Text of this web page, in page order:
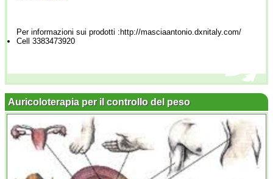
Per informazioni sui prodotti :http://masciaantonio.dxnitaly.com/
Cell 3383473920
Auricoloterapia per il controllo del peso